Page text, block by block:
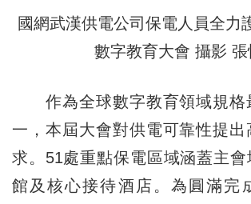
國網武漢供電公司保電人員全力
數字教育大會 攝影 張
作為全球數字教育領域規格
一，本屆大會對供電可靠性提
求。51處重點保電區域涵蓋主
館及核心接待酒店。為圓滿完